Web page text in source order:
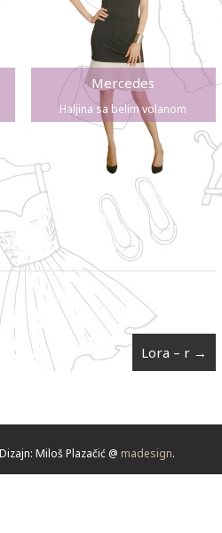
Mercedes
Haljina sa belim volanom
Lora – r →
Miloš Plazačić @ madesign.